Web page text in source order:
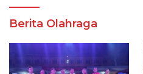
Berita Olahraga